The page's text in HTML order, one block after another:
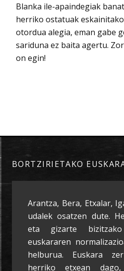
Blanka ile-apaindegiak
herriko ostatuak
otordua alegia, eman gabe
sariduna ez baita agertu.
on egin!
BORTZIRIETAKO
Arantza, Bera, Etxalar,
udalek osatzen dute.
eta gizarte
euskararen
helburua. Euskara
herriko etxean